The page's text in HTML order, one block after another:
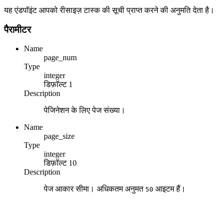
यह एंडपॉइंट आपको रीसाइज़ टास्क की सूची प्राप्त करने की अनुमति देता है।
पैरामीटर
Name
page_num
Type
integer
डिफ़ॉल्ट 1
Description
पेजिनेशन के लिए पेज संख्या।
Name
page_size
Type
integer
डिफ़ॉल्ट 10
Description
पेज आकार सीमा। अधिकतम अनुमत 50 आइटम हैं।